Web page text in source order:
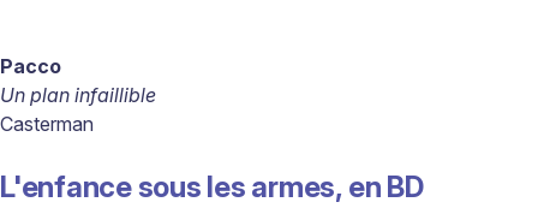
Pacco
Un plan infaillible
Casterman
L'enfance sous les armes, en BD